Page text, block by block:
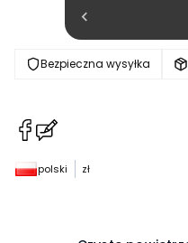
Bezpieczna wysyłka
(Otwiera
w
(Otwiera
w
polski zł